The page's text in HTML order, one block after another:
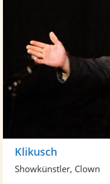
Klikusch
Showkünstler, Clown